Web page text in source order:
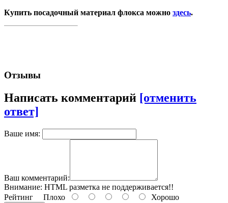
Купить посадочный материал флокса можно здесь.
Отзывы
Написать комментарий [отменить
ответ]
Ваше имя:
Ваш комментарий:
Внимание: HTML разметка не поддерживается!!
Рейтинг Плохо Хорошо